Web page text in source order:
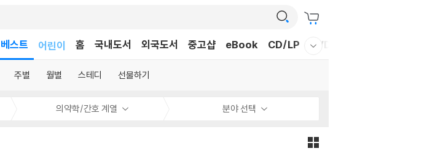
베스트
어린이
어린이
홈 국내도서 외국도서 중고샵 eBook CD/LP DVD/BD
주별 월별 스테디 선물하기
의약학/간호 계열 분야 선택